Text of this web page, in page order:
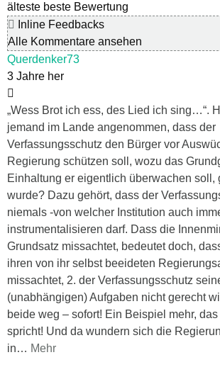
älteste beste Bewertung
Inline Feedbacks
Alle Kommentare ansehen
Querdenker73
3 Jahre her
„Wess Brot ich ess, des Lied ich sing…“.
jemand im Lande angenommen, dass der
Verfassungsschutz den Bürger vor
Regierung schützen soll, wozu das
Einhaltung er eigentlich überwachen soll,
wurde? Dazu gehört, dass der
niemals -von welcher Institution auch
instrumentalisieren darf. Dass die
Grundsatz missachtet, bedeutet doch,
ihren von ihr selbst beeideten
missachtet, 2. der Verfassungsschutz
(unabhängigen) Aufgaben nicht gerecht
beide weg – sofort! Ein Beispiel mehr, das
spricht! Und da wundern sich die
in… Mehr